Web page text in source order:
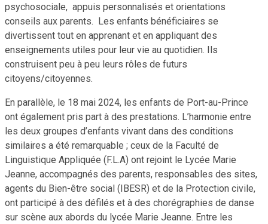
psychosociale, appuis personnalisés et orientations
conseils aux parents. Les enfants bénéficiaires se
divertissent tout en apprenant et en appliquant des
enseignements utiles pour leur vie au quotidien. Ils
construisent peu à peu leurs rôles de futurs
citoyens/citoyennes.
En parallèle, le 18 mai 2024, les enfants de Port-au-Prince
ont également pris part à des prestations. L’harmonie entre
les deux groupes d’enfants vivant dans des conditions
similaires a été remarquable ; ceux de la Faculté de
Linguistique Appliquée (F.L.A) ont rejoint le Lycée Marie
Jeanne, accompagnés des parents, responsables des sites,
agents du Bien-être social (IBESR) et de la Protection civile,
ont participé à des défilés et à des chorégraphies de danse
sur scène aux abords du lycée Marie Jeanne. Entre les